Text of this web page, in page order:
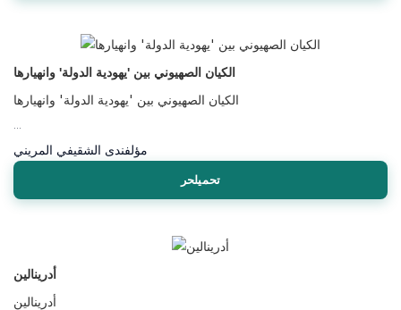
الكيان الصهيوني بين 'يهودية الدولة' وانهيارها
الكيان الصهيوني بين 'يهودية الدولة' وانهيارها
مؤلفندى الشقيفي المريني
تحميلحر
أدرينالين
أدرينالين